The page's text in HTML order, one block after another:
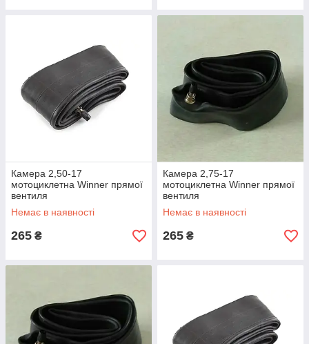
Камера 2,50-17
мотоциклетна Winner прямої
вентиля
Немає в наявності
265 ₴
Камера 2,75-17
мотоциклетна Winner прямої
вентиля
Немає в наявності
265 ₴